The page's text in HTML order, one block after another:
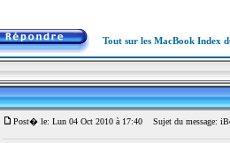
Tout sur les MacBook Index
Post� le: Lun 04 Oct 2010 à 17:40 Sujet du message: